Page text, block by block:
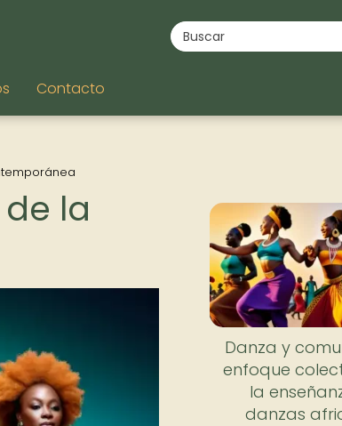
Contacto
la
Danza y
enfoque
la
danzas